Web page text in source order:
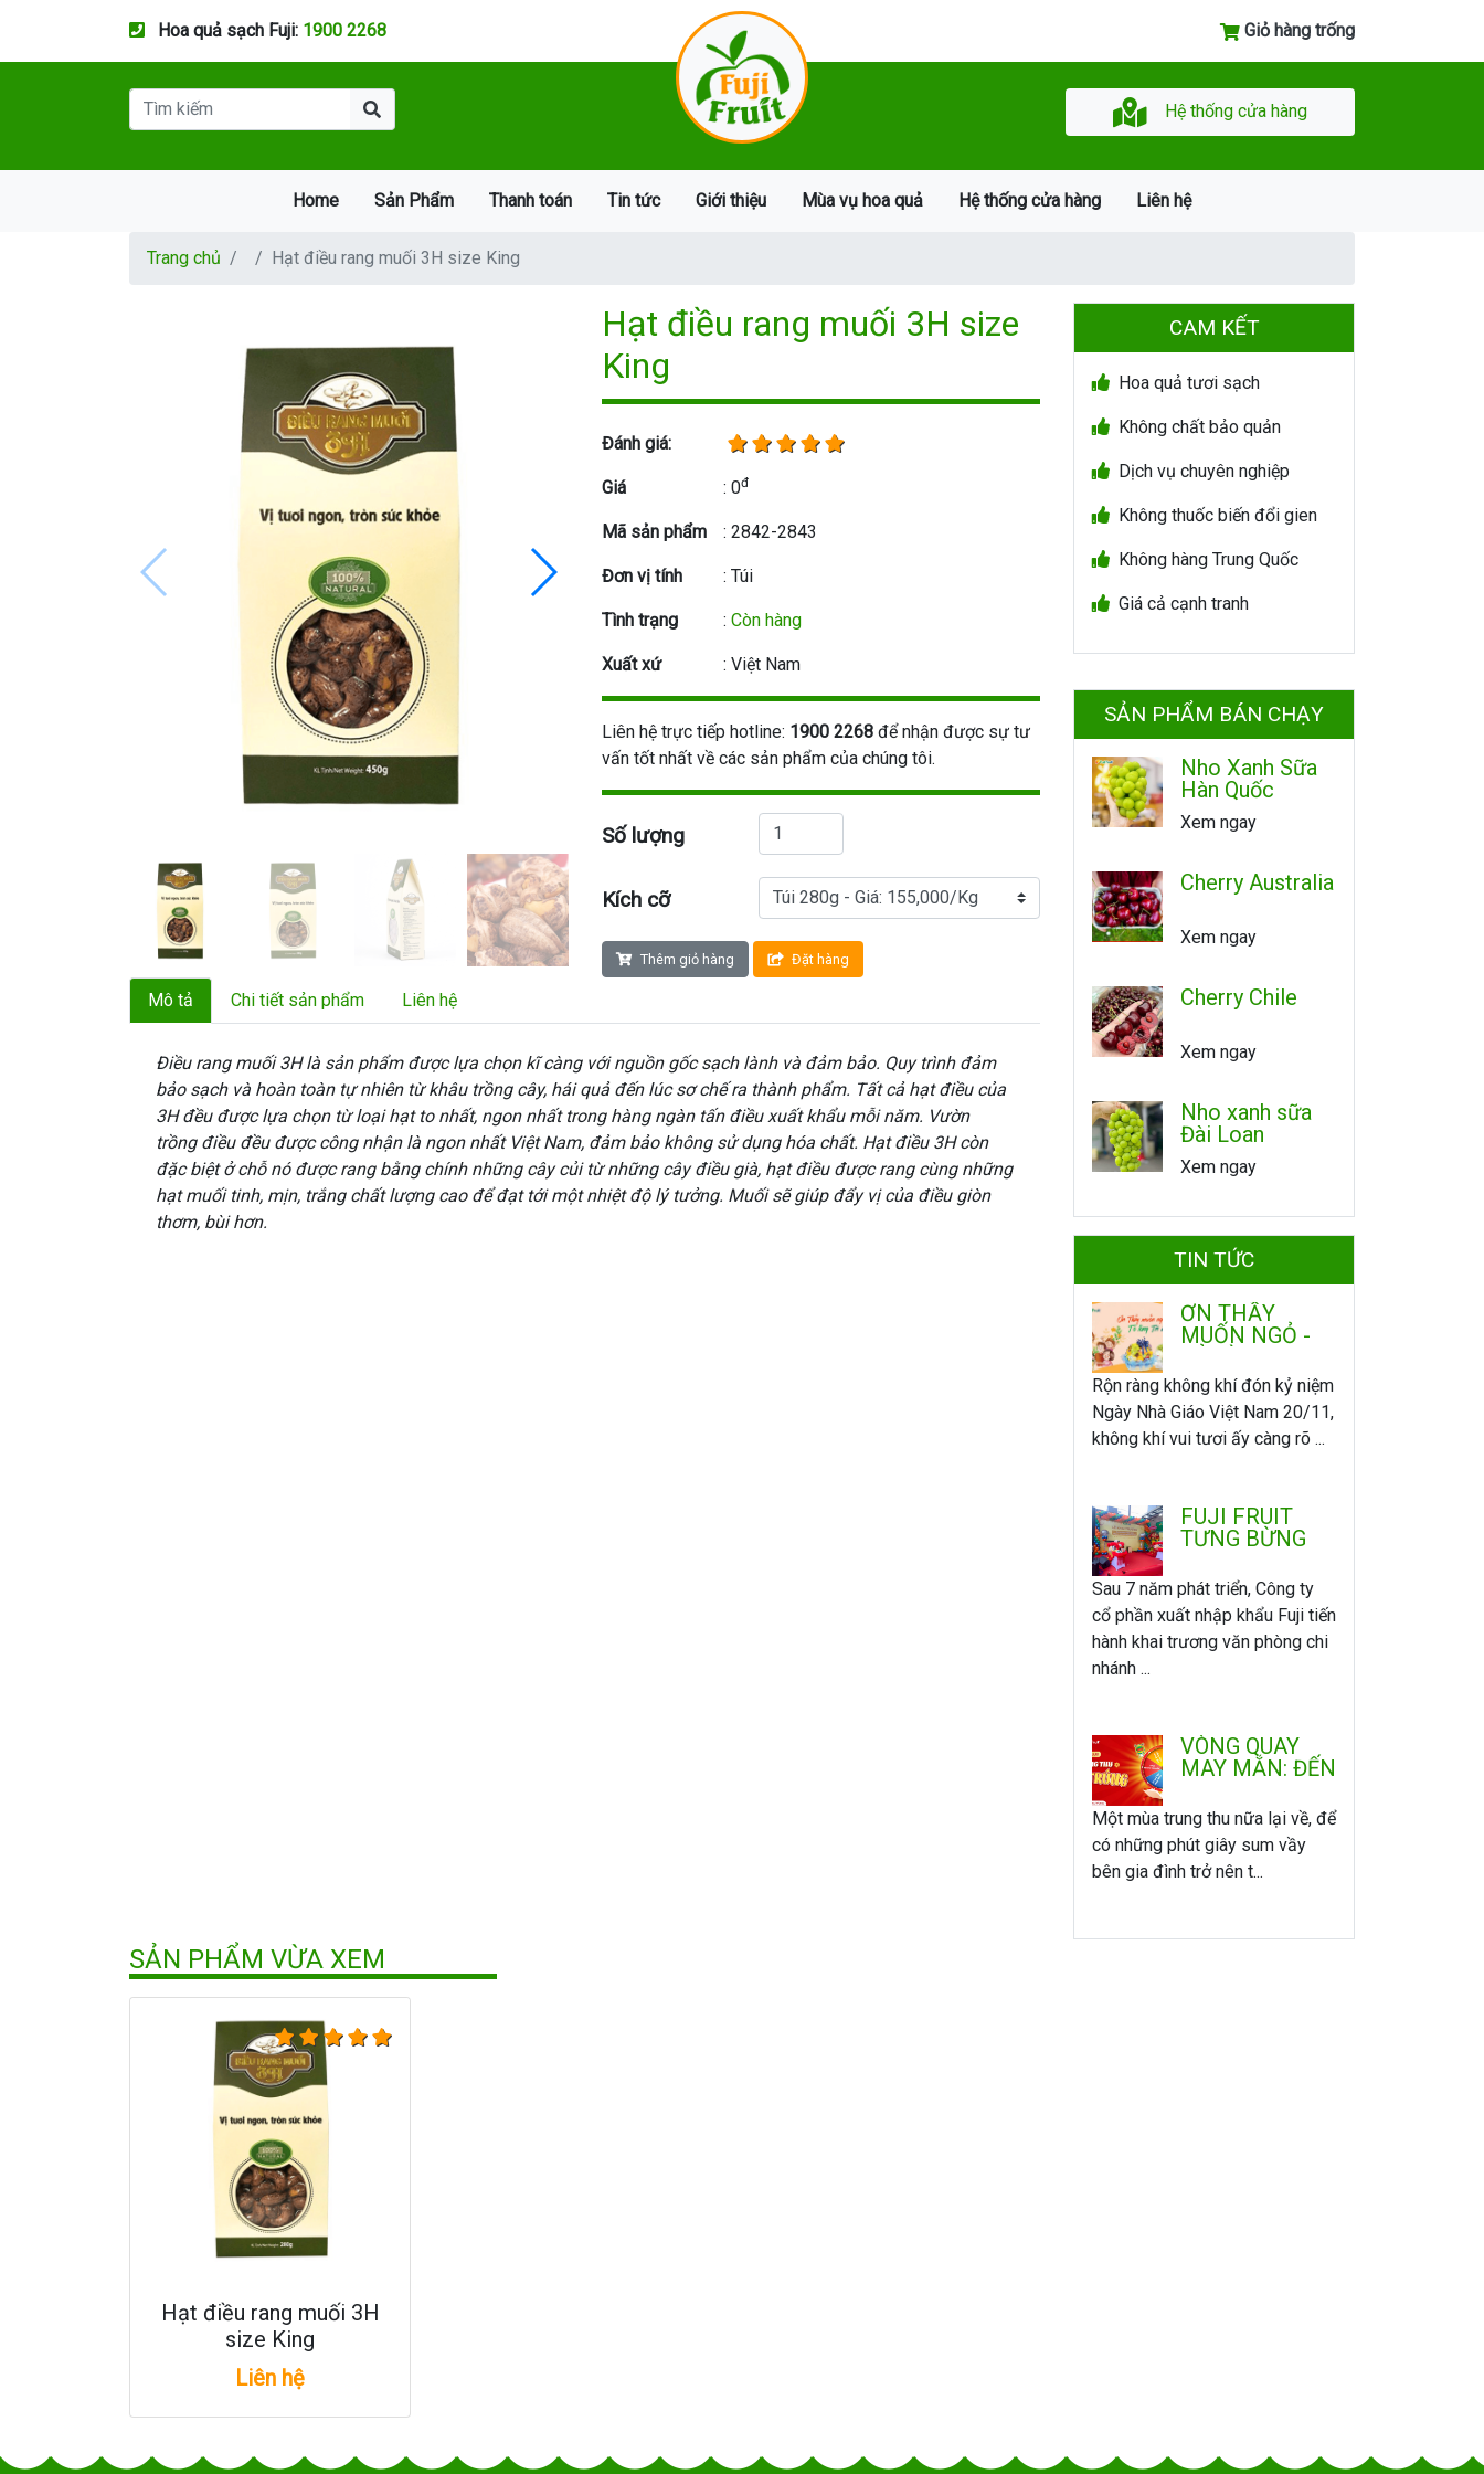
Hoa quả sạch Fuji: 1900 2268 Giỏ hàng trống
Hệ thống cửa hàng
Home Sản Phẩm Thanh toán Tin tức Giới thiệu Mùa vụ hoa quả Hệ thống cửa hàng Liên hệ
Trang chủ Hạt điều rang muối 3H size King
Hạt điều rang muối 3H size
King
Đánh giá:
Giá : 0đ
Mã sản phẩm : 2842-2843
Đơn vị tính : Túi
Tình trạng : Còn hàng
Xuất xứ : Việt Nam
Liên hệ trực tiếp hotline: 1900 2268để nhận được sự tư
vấn tốt nhất về các sản phẩm của chúng tôi.
Số lượng
Kích cỡ
Thêm giỏ hàng Đặt hàng
Mô tả Chi tiết sản phẩm Liên hệ
Điều rang muối 3H là sản phẩm được lựa chọn kĩ càng với nguồn gốc sạch lành và đảm bảo. Quy trình đảm
bảo sạch và hoàn toàn tự nhiên từ khâu trồng cây, hái quả đến lúc sơ chế ra thành phẩm. Tất cả hạt điều của
3H đều được lựa chọn từ loại hạt to nhất, ngon nhất trong hàng ngàn tấn điều xuất khẩu mỗi năm. Vườn
trồng điều đều được công nhận là ngon nhất Việt Nam, đảm bảo không sử dụng hóa chất. Hạt điều 3H còn
đặc biệt ở chỗ nó được rang bằng chính những cây củi từ những cây điều già, hạt điều được rang cùng những
hạt muối tinh, mịn, trắng chất lượng cao để đạt tới một nhiệt độ lý tưởng. Muối sẽ giúp đẩy vị của điều giòn
thơm, bùi hơn.
CAM KẾT
Hoa quả tươi sạch
Không chất bảo quản
Dịch vụ chuyên nghiệp
Không thuốc biến đổi gien
Không hàng Trung Quốc
Giá cả cạnh tranh
SẢN PHẨM BÁN CHẠY
Nho Xanh Sữa
Hàn Quốc
Xem ngay
Cherry Australia
Xem ngay
Cherry Chile
Xem ngay
Nho xanh sữa
Đài Loan
Xem ngay
TIN TỨC
ƠN THẦY
MUỐN NGỎ -
ÂN
Rộn ràng không khí đón kỷ niệm
Ngày Nhà Giáo Việt Nam 20/11,
không khí vui tươi ấy càng rõ ...
FUJI FRUIT
TƯNG BỪNG
VĂN PHÒNG -
CHI NHÁNH
MIỀN NAM
Sau 7 năm phát triển, Công ty
cổ phần xuất nhập khẩu Fuji tiến
hành khai trương văn phòng chi
nhánh ...
VÒNG QUAY
MAY MẮN: ĐẾN
TRUNG THU -
QUAY LÀ
TRÚNG
Một mùa trung thu nữa lại về, để
có những phút giây sum vầy
bên gia đình trở nên t...
SẢN PHẨM VỪA XEM
Hạt điều rang muối 3H
size King
Liên hệ